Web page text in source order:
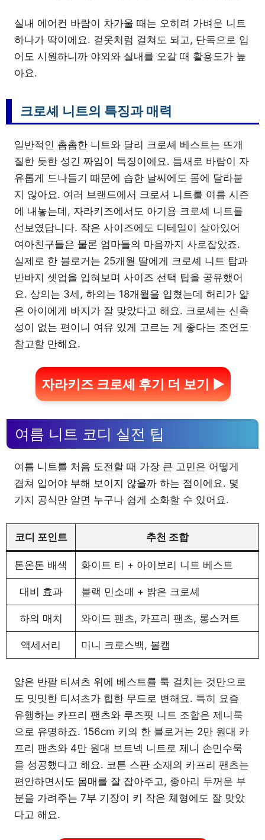
실내 에어컨 바람이 차가울 때는 오히려 가벼운 니트
하나가 딱이에요. 겉옷처럼 걸쳐도 되고, 단독으로 입
어도 시원하니까 야외와 실내를 오갈 때 활용도가 높
아요.
크로셰 니트의 특징과 매력
일반적인 촘촘한 니트와 달리 크로셰 베스트는 뜨개
질한 듯한 성긴 짜임이 특징이에요. 틈새로 바람이 자
유롭게 드나들기 때문에 습한 날씨에도 몸에 달라붙
지 않아요. 여러 브랜드에서 크로셔 니트를 여름 시즌
에 내놓는데, 자라키즈에서도 아기용 크로셰 니트를
선보였답니다. 작은 사이즈에도 디테일이 살아있어
여아친구들은 물론 엄마들의 마음까지 사로잡았죠.
실제로 한 블로거는 25개월 딸에게 크로셰 니트 탑과
반바지 셋업을 입혀보며 사이즈 선택 팁을 공유했어
요. 상의는 3세, 하의는 18개월을 입혔는데 허리가 얇
은 아이에게 바지가 잘 맞았다고 해요. 크로셰는 신축
성이 없는 편이니 여유 있게 고르는 게 좋다는 조언도
참고할 만해요.
자라키즈 크로셰 후기 더 보기 ▶
여름 니트 코디 실전 팁
여름 니트를 처음 도전할 때 가장 큰 고민은 어떻게
겹쳐 입어야 부해 보이지 않을까 하는 점이에요. 몇
가지 공식만 알면 누구나 쉽게 소화할 수 있어요.
코디 포인트 추천 조합
톤온톤 배색 화이트 티 + 아이보리 니트 베스트
대비 효과 블랙 민소매 + 밝은 크로셰
하의 매치 와이드 팬츠, 카프리 팬츠, 롱스커트
액세서리 미니 크로스백, 볼캡
얇은 반팔 티셔츠 위에 베스트를 툭 걸치는 것만으로
도 밋밋한 티셔츠가 힙한 무드로 변해요. 특히 요즘
유행하는 카프리 팬츠와 루즈핏 니트 조합은 제니룩
으로 유명하죠. 156cm 키의 한 블로거는 2만 원대 카
프리 팬츠와 4만 원대 보트넥 니트로 제니 손민수룩
을 성공했다고 해요. 코튼 스판 소재의 카프리 팬츠는
편안하면서도 몸매를 잘 잡아주고, 종아리 두꺼운 부
분을 가려주는 7부 기장이 키 작은 체형에도 잘 맞았
다고 해요.